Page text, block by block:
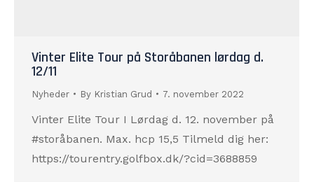
Vinter Elite Tour på Storåbanen lørdag d.
12/11
Nyheder By Kristian Grud 7. november 2022
Vinter Elite Tour I Lørdag d. 12. november på
#storåbanen. Max. hcp 15,5 Tilmeld dig her:
https://tourentry.golfbox.dk/?cid=3688859